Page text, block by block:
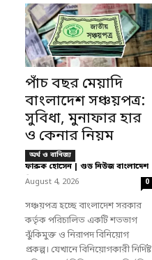
পাঁচ বছর মেয়াদি
বাংলাদেশ সঞ্চয়পত্র:
সুবিধা, মুনাফার হার
ও কেনার নিয়ম
অর্থ ও বানিজ্য
ফারুক হোসেন | গুড নিউজ বাংলাদেশ
-
August 4, 2026 0
সঞ্চয়পত্র হচ্ছে বাংলাদেশ সরকার
কর্তৃক পরিচালিত একটি শতভাগ
ঝুঁকিমুক্ত ও নিরাপদ বিনিয়োগ
প্রকল্প। যেখানে বিনিয়োগকারী নির্দিষ্ট